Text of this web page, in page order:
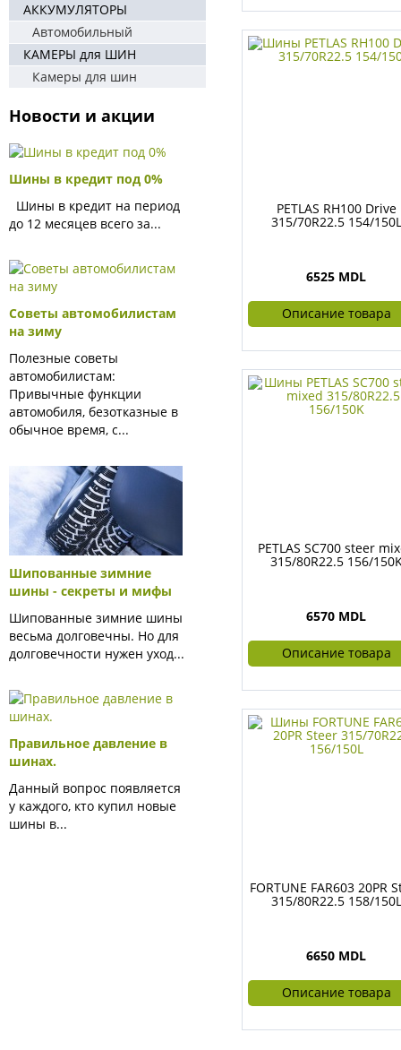
АККУМУЛЯТОРЫ
Автомобильный
КАМЕРЫ для ШИН
Камеры для шин
Новости и акции
Шины в кредит под 0%
Шины в кредит на период
до 12 месяцев всего за...
Советы автомобилистам
на зиму
Полезные советы
автомобилистам:
Привычные функции
автомобиля, безотказные в
обычное время, с...
Шипованные зимние
шины - секреты и мифы
Шипованные зимние шины
весьма долговечны. Но для
долговечности нужен уход...
Правильное давление в
шинах.
Данный вопрос появляется
у каждого, кто купил новые
шины в...
PETLAS RH100 Drive
315/70R22.5 154/150L
6525 MDL
Описание товара
PETLAS SC700 steer
315/80R22.5 156/
6570 MDL
Описание товара
FORTUNE FAR603 20PR
315/80R22.5 158/150L
6650 MDL
Описание товара